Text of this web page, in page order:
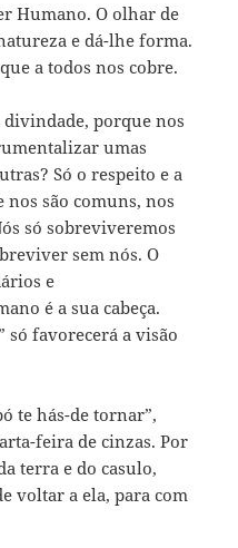
Humano. O olhar de
e dá-lhe forma.
a todos nos cobre.
divindade, porque nos
umas
Só o respeito e a
são comuns, nos
só sobreviveremos
sem nós. O
e
é a sua cabeça.
só favorecerá a visão
te hás-de tornar”,
feira de cinzas. Por
terra e do casulo,
voltar a ela, para com